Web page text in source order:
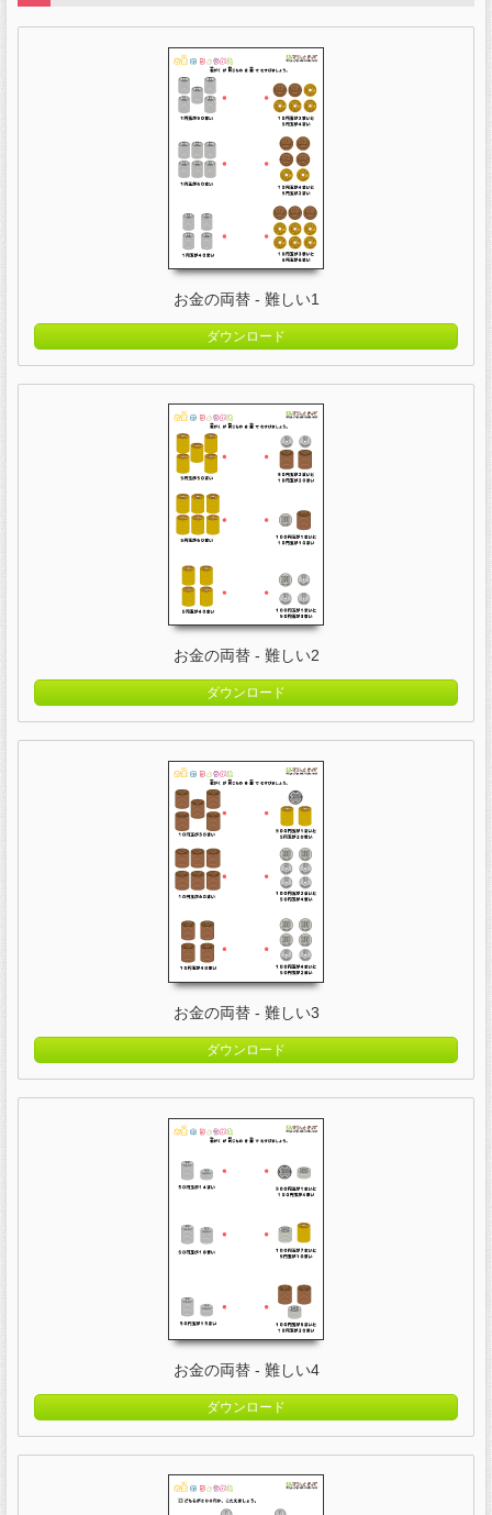
お金の両替 - 難しい1
ダウンロード
お金の両替 - 難しい2
ダウンロード
お金の両替 - 難しい3
ダウンロード
お金の両替 - 難しい4
ダウンロード